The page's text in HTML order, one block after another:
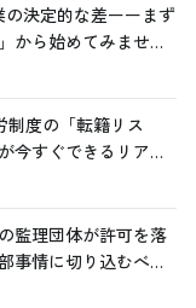
決定的な差ーーまず
から始めてみません
制度の「転籍リス
今すぐできるリアル
監理団体が許可を落
事情に切り込むべき
ポイント